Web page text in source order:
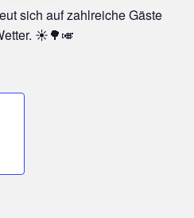
sich auf zahlreiche Gäste
☀️🌳🎺